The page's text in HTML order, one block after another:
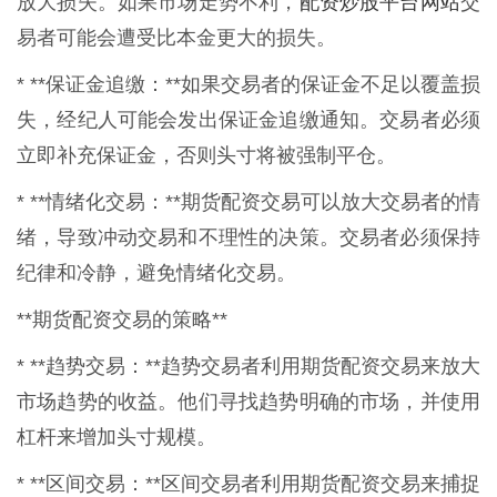
易者可能会遭受比本金更大的损失。
* **保证金追缴：**如果交易者的保证金不足以覆盖损
失，经纪人可能会发出保证金追缴通知。交易者必须
立即补充保证金，否则头寸将被强制平仓。
* **情绪化交易：**期货配资交易可以放大交易者的情
绪，导致冲动交易和不理性的决策。交易者必须保持
纪律和冷静，避免情绪化交易。
**期货配资交易的策略**
* **趋势交易：**趋势交易者利用期货配资交易来放大
市场趋势的收益。他们寻找趋势明确的市场，并使用
杠杆来增加头寸规模。
* **区间交易：**区间交易者利用期货配资交易来捕捉